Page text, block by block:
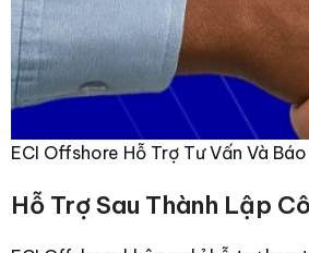
ECI Offshore Hỗ Trợ Tư Vấn Và
Hỗ Trợ Sau Thành Lập